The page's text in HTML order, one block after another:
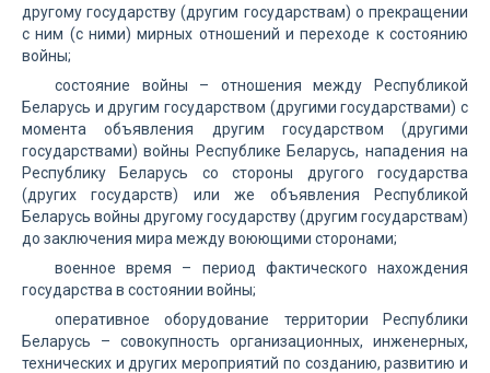
другому государству (другим государствам) о прекращении
с ним (с ними) мирных отношений и переходе к состоянию
войны;
состояние войны – отношения между Республикой
Беларусь и другим государством (другими государствами) с
момента объявления другим государством (другими
государствами) войны Республике Беларусь, нападения на
Республику Беларусь со стороны другого государства
(других государств) или же объявления Республикой
Беларусь войны другому государству (другим государствам)
до заключения мира между воюющими сторонами;
военное время – период фактического нахождения
государства в состоянии войны;
оперативное оборудование территории Республики
Беларусь – совокупность организационных, инженерных,
технических и других мероприятий по созданию, развитию и